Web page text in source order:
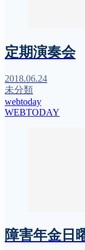
定期演奏会
2018.06.24
未分類
webtoday
WEBTODAY
障害年金日